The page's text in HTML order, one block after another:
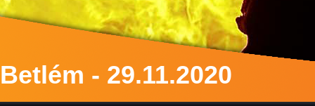
Betlém - 29.11.2020